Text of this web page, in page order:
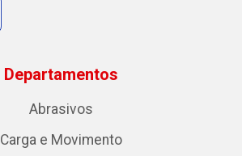
Departamentos
Abrasivos
Carga e Movimento